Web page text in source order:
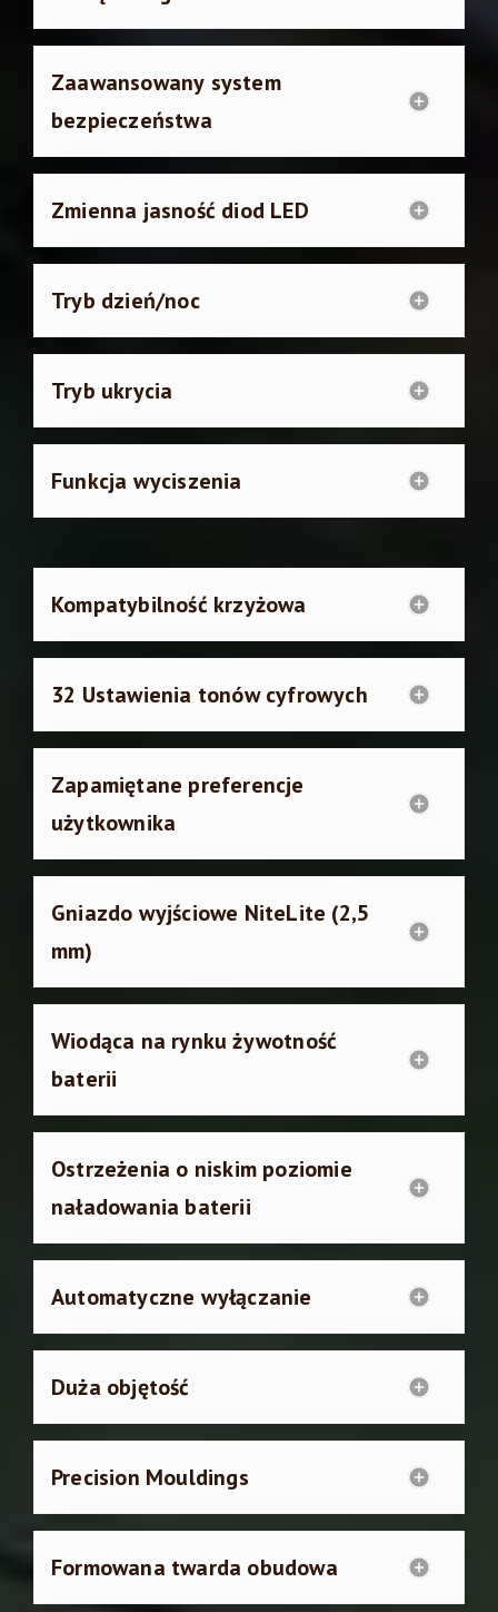
Zaawansowany system
bezpieczeństwa
Zmienna jasność diod LED
Tryb dzień/noc
Tryb ukrycia
Funkcja wyciszenia
Kompatybilność krzyżowa
32 Ustawienia tonów cyfrowych
Zapamiętane preferencje
użytkownika
Gniazdo wyjściowe NiteLite (2,5
mm)
Wiodąca na rynku żywotność
baterii
Ostrzeżenia o niskim poziomie
naładowania baterii
Automatyczne wyłączanie
Duża objętość
Precision Mouldings
Formowana twarda obudowa